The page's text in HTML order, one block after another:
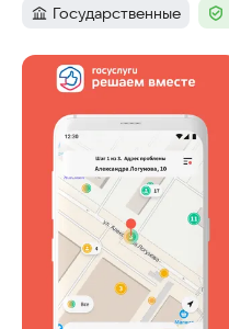
Категория:
Государственные Тег
Скриншоты